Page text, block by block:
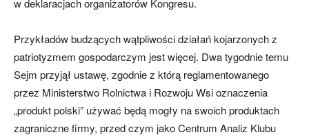
w deklaracjach organizatorów Kongresu.
Przykładów budzących wątpliwości działań kojarzonych z
patriotyzmem gospodarczym jest więcej. Dwa tygodnie temu
Sejm przyjął ustawę, zgodnie z którą reglamentowanego
przez Ministerstwo Rolnictwa i Rozwoju Wsi oznaczenia
„produkt polski” używać będą mogły na swoich produktach
zagraniczne firmy, przed czym jako Centrum Analiz Klubu